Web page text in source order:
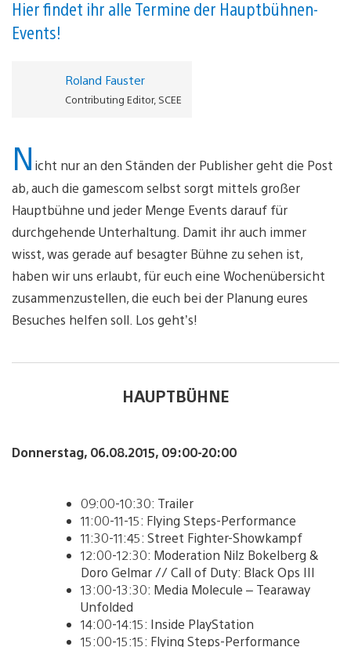
Hier findet ihr alle Termine der Hauptbühnen-
Events!
Roland Fauster
Contributing Editor, SCEE
N icht nur an den Ständen der Publisher geht die Post
ab, auch die gamescom selbst sorgt mittels großer
Hauptbühne und jeder Menge Events darauf für
durchgehende Unterhaltung. Damit ihr auch immer
wisst, was gerade auf besagter Bühne zu sehen ist,
haben wir uns erlaubt, für euch eine Wochenübersicht
zusammenzustellen, die euch bei der Planung eures
Besuches helfen soll. Los geht’s!
HAUPTBÜHNE
Donnerstag, 06.08.2015, 09:00-20:00
09:00-10:30: Trailer
11:00-11-15: Flying Steps-Performance
11:30-11:45: Street Fighter-Showkampf
12:00-12:30: Moderation Nilz Bokelberg &
Doro Gelmar // Call of Duty: Black Ops III
13:00-13:30: Media Molecule – Tearaway
Unfolded
14:00-14:15: Inside PlayStation
15:00-15:15: Flying Steps-Performance